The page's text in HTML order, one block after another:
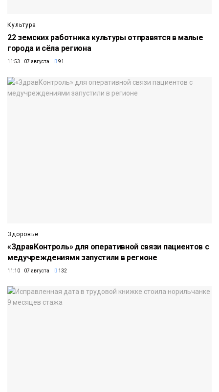
Культура
22 земских работника культуры отправятся в малые
города и сёла региона
11:53 07 августа 91
Здоровье
«ЗдравКонтроль» для оперативной связи пациентов с
медучреждениями запустили в регионе
11:10 07 августа 132